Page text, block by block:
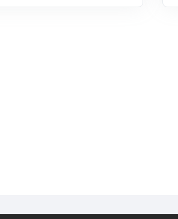
งที่ 3/2566